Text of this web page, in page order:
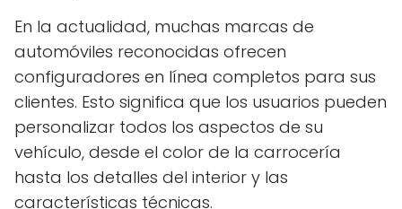
En la actualidad, muchas marcas de
automóviles reconocidas ofrecen
configuradores en línea completos para sus
clientes. Esto significa que los usuarios pueden
personalizar todos los aspectos de su
vehículo, desde el color de la carrocería
hasta los detalles del interior y las
características técnicas.